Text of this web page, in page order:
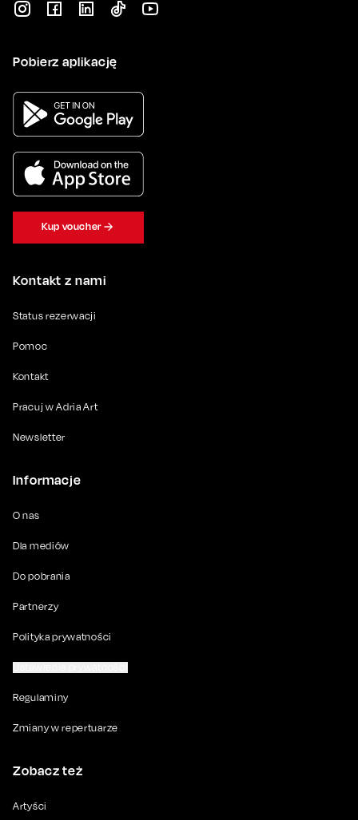
Kontakt z nami
Status rezerwacji
Pomoc
Kontakt
Pracuj w Adria Art
Newsletter
Informacje
O nas
Dla mediów
Do pobrania
Partnerzy
Polityka prywatności
Regulaminy
Zmiany w repertuarze
Zobacz też
Artyści
Pobierz aplikację
Kup voucher